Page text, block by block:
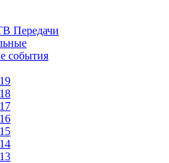
Передачи
события